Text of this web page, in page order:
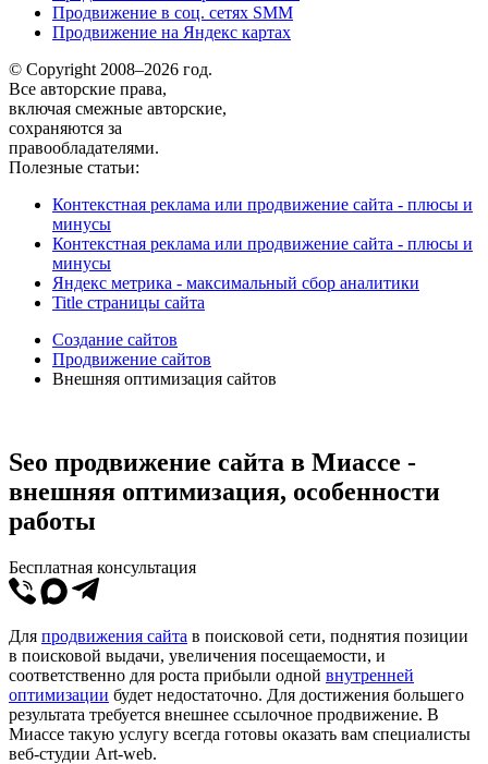
Продвижение в соц. сетях SMM
Продвижение на Яндекс картах
© Copyright 2008–2026 год.
Все авторские права,
включая смежные авторские,
сохраняются за
правообладателями.
Полезные статьи:
Контекстная реклама или продвижение сайта - плюсы и
минусы
Контекстная реклама или продвижение сайта - плюсы и
минусы
Яндекс метрика - максимальный сбор аналитики
Title страницы сайта
Создание сайтов
Продвижение сайтов
Внешняя оптимизация сайтов
Seo продвижение сайта в Миассе -
внешняя оптимизация, особенности
работы
Бесплатная консультация
Для продвижения сайта в поисковой сети, поднятия позиции
в поисковой выдачи, увеличения посещаемости, и
соответственно для роста прибыли одной внутренней
оптимизации будет недостаточно. Для достижения большего
результата требуется внешнее ссылочное продвижение. В
Миассе такую услугу всегда готовы оказать вам специалисты
веб-студии Art-web.